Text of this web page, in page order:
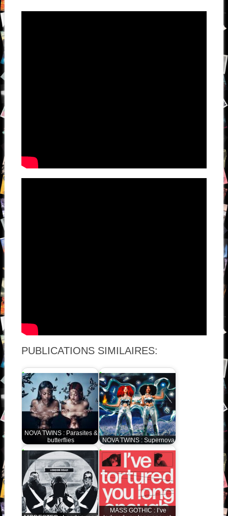
PUBLICATIONS SIMILAIRES:
NOVA TWINS : Parasites &
butterflies
NOVA TWINS : Supernova
MASS GOTHIC : I’ve